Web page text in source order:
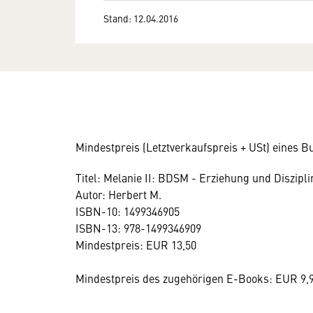
Stand: 12.04.2016
Mindestpreis (Letztverkaufspreis + USt) eines
Titel: Melanie II: BDSM - Erziehung und
Autor: Herbert M.
ISBN-10: 1499346905
ISBN-13: 978-1499346909
Mindestpreis: EUR 13,50
Mindestpreis des zugehörigen E-Books: EUR